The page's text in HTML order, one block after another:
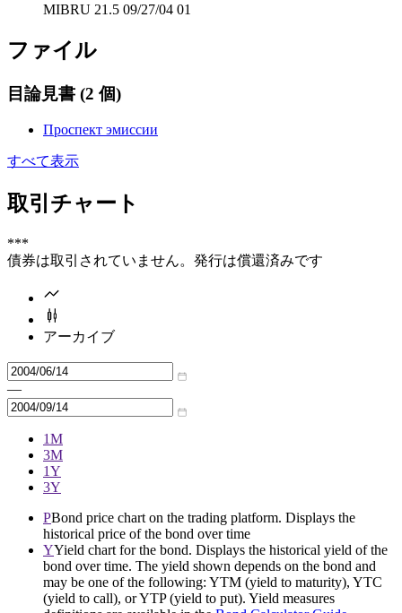
MIBRU 21.5 09/27/04 01
ファイル
目論見書 (2 個)
Проспект эмиссии
すべて表示
取引チャート
***
債券は取引されていません。発行は償還済みです
アーカイブ
—
1M
3M
1Y
3Y
PBond price chart on the trading platform. Displays the
historical price of the bond over time
YYield chart for the bond. Displays the historical yield of the
bond over time. The yield shown depends on the bond and
may be one of the following: YTM (yield to maturity), YTC
(yield to call), or YTP (yield to put). Yield measures